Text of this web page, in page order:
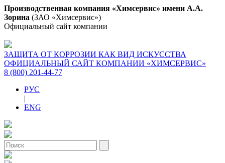
Производственная компания «Химсервис» имени А.А.
Зорина (ЗАО «Химсервис»)
Официальный сайт компании
ЗАЩИТА ОТ КОРРОЗИИ КАК ВИД ИСКУССТВА
ОФИЦИАЛЬНЫЙ САЙТ КОМПАНИИ «ХИМСЕРВИС»
8 (800) 201-44-77
РУС
|
ENG